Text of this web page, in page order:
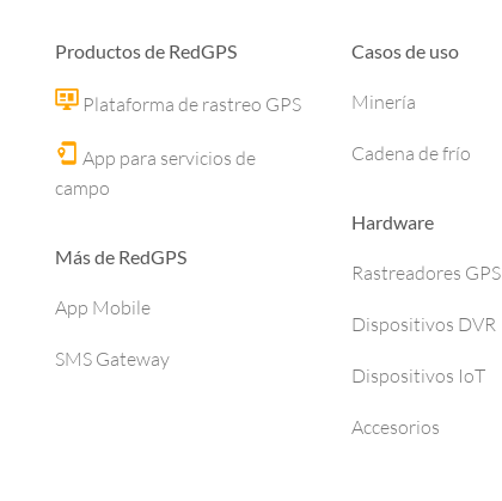
Productos de RedGPS
Plataforma de rastreo GPS
App para servicios de
campo
Más de RedGPS
App Mobile
SMS Gateway
Casos de uso
Minería
Cadena de frío
Hardware
Rastreadores GPS
Dispositivos DVR
Dispositivos IoT
Accesorios